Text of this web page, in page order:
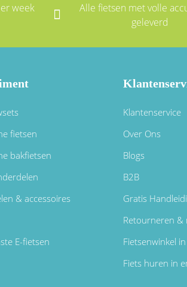
week
Alle fietsen met volle
geleverd
fietsen
bakfietsen
& accessoires
E-fietsen
Klantenservice
Over Ons
Blogs
B2B
Gratis
Retourneren &
Fietsenwinkel
Fiets huren in